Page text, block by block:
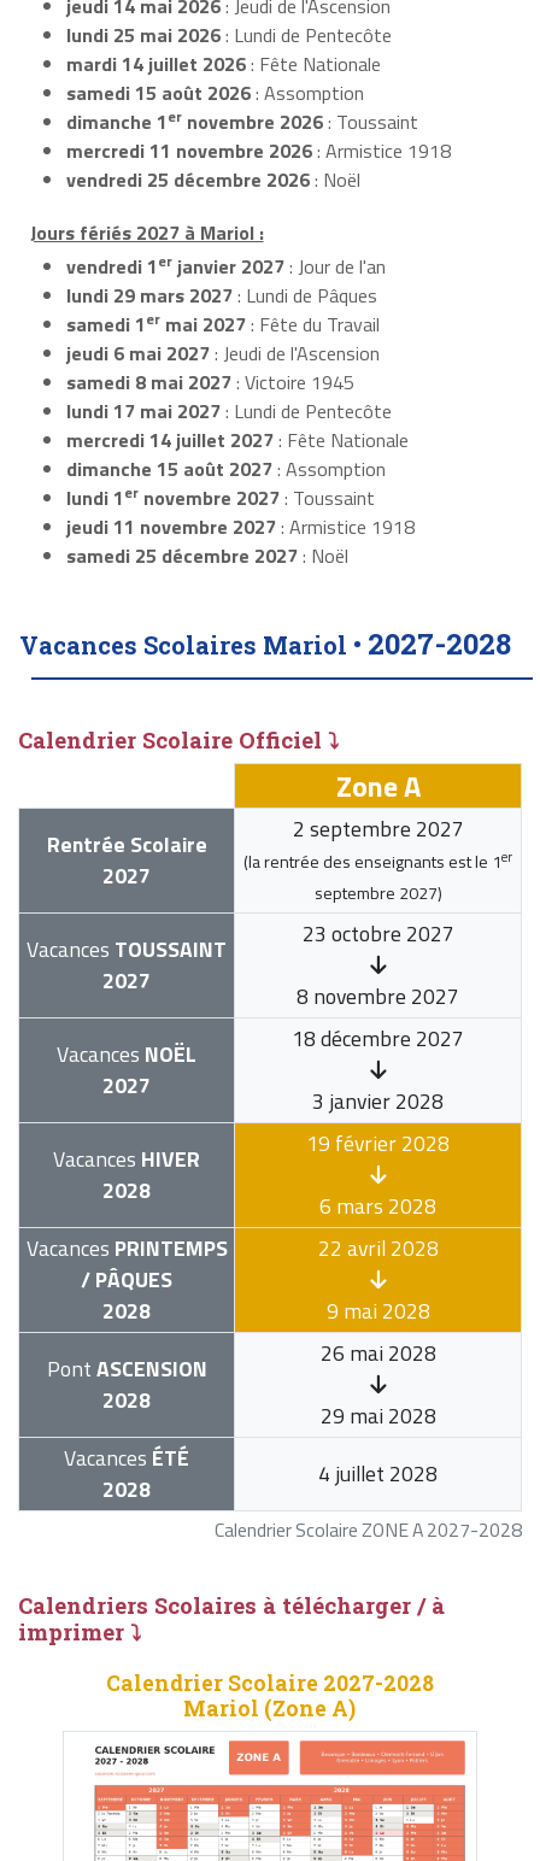
lundi 25 mai 2026: Lundi de Pentecôte
mardi 14 juillet 2026: Fête Nationale
samedi 15 août 2026: Assomption
dimanche 1er novembre 2026: Toussaint
mercredi 11 novembre 2026: Armistice 1918
vendredi 25 décembre 2026: Noël
Jours fériés 2027 à Mariol :
vendredi 1er janvier 2027: Jour de l'an
lundi 29 mars 2027: Lundi de Pâques
samedi 1er mai 2027: Fête du Travail
jeudi 6 mai 2027: Jeudi de l'Ascension
samedi 8 mai 2027: Victoire 1945
lundi 17 mai 2027: Lundi de Pentecôte
mercredi 14 juillet 2027: Fête Nationale
dimanche 15 août 2027: Assomption
lundi 1er novembre 2027: Toussaint
jeudi 11 novembre 2027: Armistice 1918
samedi 25 décembre 2027: Noël
Vacances Scolaires Mariol • 2027-2028
Calendrier Scolaire Officiel ⤵
Calendrier Scolaire ZONE A 2027-2028
Zone A
Rentrée Scolaire
2027
2 septembre 2027
(la rentrée des enseignants est le 1er
septembre 2027)
Vacances TOUSSAINT
2027
23 octobre 2027
8 novembre 2027
Vacances NOËL
2027
18 décembre 2027
3 janvier 2028
Vacances HIVER
2028
19 février 2028
6 mars 2028
Vacances PRINTEMPS
/ PÂQUES
2028
22 avril 2028
9 mai 2028
PontASCENSION
2028
26 mai 2028
29 mai 2028
Vacances ÉTÉ
2028
4 juillet 2028
Calendriers Scolaires à télécharger / à
imprimer ⤵
Calendrier Scolaire 2027-2028
Mariol (Zone A)